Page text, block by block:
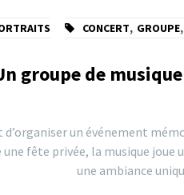
CONCERT, GROUPE,
groupe de
d’organiser un événement
fête privée, la musique joue
une ambiance